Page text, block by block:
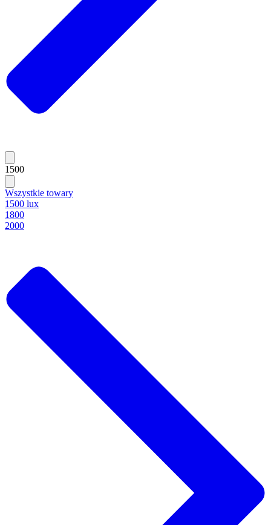
1500
Wszystkie towary
1500 lux
1800
2000